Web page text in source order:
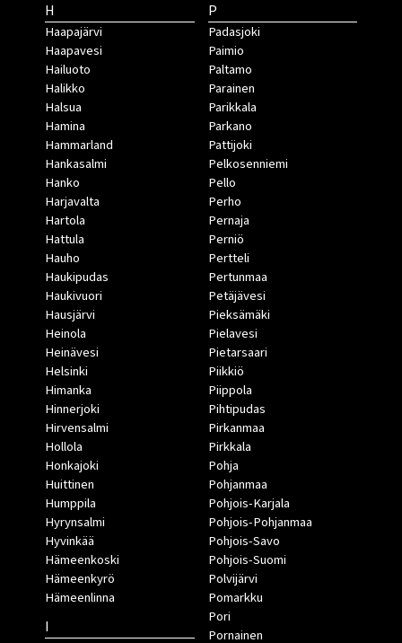
H
Haapajärvi
Haapavesi
Hailuoto
Halikko
Halsua
Hamina
Hammarland
Hankasalmi
Hanko
Harjavalta
Hartola
Hattula
Hauho
Haukipudas
Haukivuori
Hausjärvi
Heinola
Heinävesi
Helsinki
Himanka
Hinnerjoki
Hirvensalmi
Hollola
Honkajoki
Huittinen
Humppila
Hyrynsalmi
Hyvinkää
Hämeenkoski
Hämeenkyrö
Hämeenlinna
I
P
Padasjoki
Paimio
Paltamo
Parainen
Parikkala
Parkano
Pattijoki
Pelkosenniemi
Pello
Perho
Pernaja
Perniö
Pertteli
Pertunmaa
Petäjävesi
Pieksämäki
Pielavesi
Pietarsaari
Piikkiö
Piippola
Pihtipudas
Pirkanmaa
Pirkkala
Pohja
Pohjanmaa
Pohjois-Karjala
Pohjois-Pohjanmaa
Pohjois-Savo
Pohjois-Suomi
Polvijärvi
Pomarkku
Pori
Pornainen